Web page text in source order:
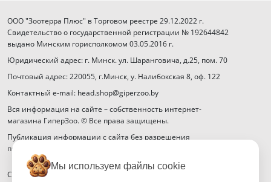
ООО "Зоотерра Плюс" в Торговом реестре 29.12.2022 г.
Свидетельство о государственной регистрации № 192644842
выдано Минским горисполкомом 03.05.2016 г.
Юридический адрес: г. Минск. ул. Шаранговича, д.25, пом. 70
Почтовый адрес: 220055, г.Минск, у. Налибокская 8, оф. 122
Контактный e-mail: head.shop@giperzoo.by
Вся информация на сайте – собственность интернет-
магазина ГиперЗоо. © Все права защищены.
Публикация информации с сайта без разрешения
правообладателя запрещена.
Способы оплаты
Мы используем файлы cookie